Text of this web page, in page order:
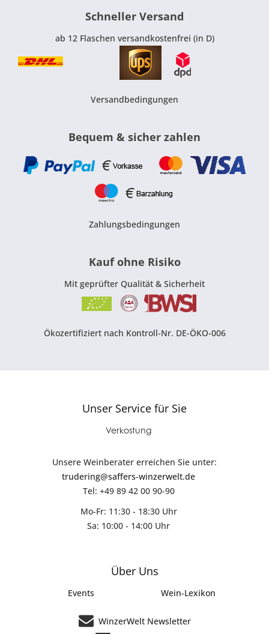
Schneller Versand
ab 12 Flaschen versandkostenfrei (in D)
Versandbedingungen
Bequem & sicher zahlen
Zahlungsbedingungen
Kauf ohne Risiko
Mit geprüfter Qualität & Sicherheit
Ökozertifiziert nach Kontroll-Nr. DE-ÖKO-006
Unser Service für Sie
Verkostung
Unsere Weinberater erreichen Sie unter:
trudering@saffers-winzerwelt.de
Tel: +49 89 42 00 90-90
Mo-Fr: 11:30 - 18:30 Uhr
Sa: 10:00 - 14:00 Uhr
Über Uns
Events Wein-Lexikon
WinzerWelt Newsletter